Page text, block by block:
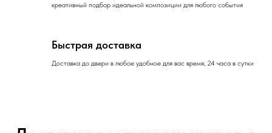
креативный подбор идеальной композиции для любого события
Быстрая доставка
Доставка до двери в любое удобное для вас время, 24 часа в сутки